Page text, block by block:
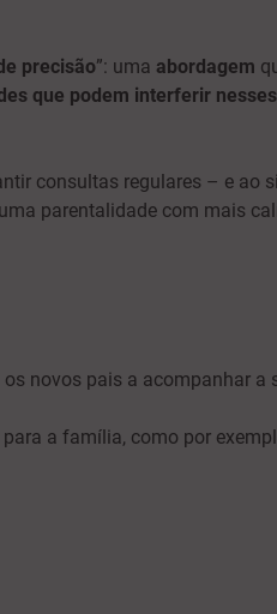
precisão”: uma abordagem
que podem interferir
consultas regulares – e ao
parentalidade com mais
novos pais a acompanhar a
a família, como por